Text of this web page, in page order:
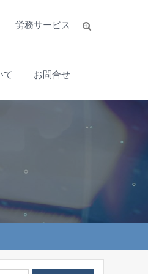
労務サービス
て お問合せ